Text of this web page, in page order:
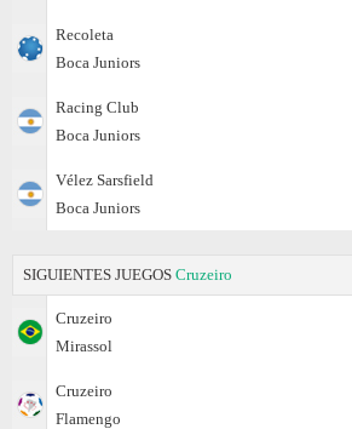
Recoleta
Boca Juniors
Racing Club
Boca Juniors
Vélez Sarsfield
Boca Juniors
SIGUIENTES JUEGOS Cruzeiro
Cruzeiro
Mirassol
Cruzeiro
Flamengo